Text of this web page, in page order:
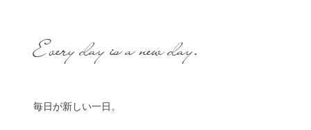
Every day is a new day.
毎日が新しい一日。